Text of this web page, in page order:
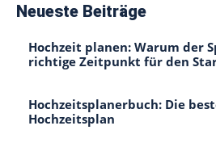
Neueste Beiträge
Hochzeit planen: Warum der
richtige Zeitpunkt für den
Hochzeitsplanerbuch: Die
Hochzeitsplan